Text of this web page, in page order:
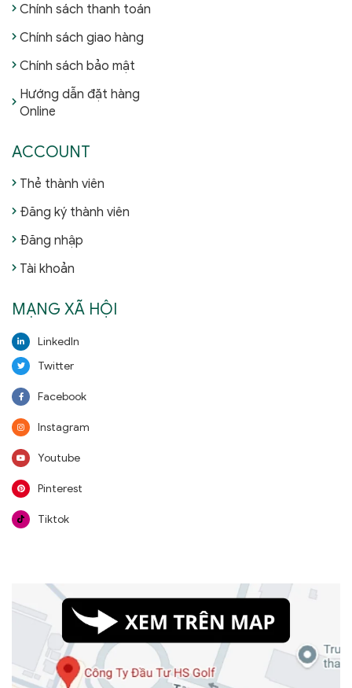
Chính sách thanh toán
Chính sách giao hàng
Chính sách bảo mật
Hướng dẫn đặt hàng
Online
ACCOUNT
Thẻ thành viên
Đăng ký thành viên
Đăng nhập
Tài khoản
MẠNG XÃ HỘI
LinkedIn
Twitter
Facebook
Instagram
Youtube
Pinterest
Tiktok